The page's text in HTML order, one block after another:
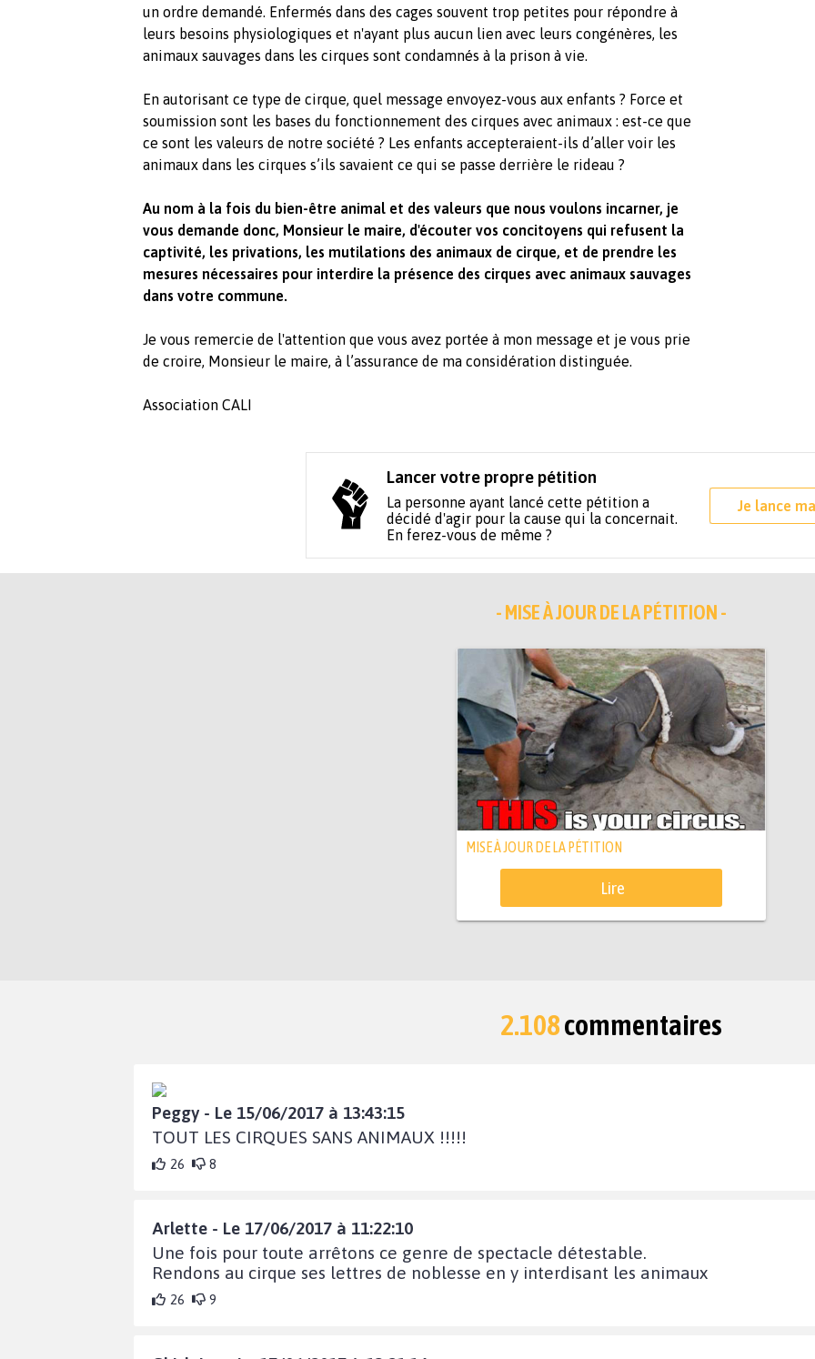
un ordre demandé. Enfermés dans des cages souvent trop petites pour répondre à
leurs besoins physiologiques et n'ayant plus aucun lien avec leurs congénères, les
animaux sauvages dans les cirques sont condamnés à la prison à vie.
En autorisant ce type de cirque, quel message envoyez-vous aux enfants ? Force et
soumission sont les bases du fonctionnement des cirques avec animaux : est-ce que
ce sont les valeurs de notre société ? Les enfants accepteraient-ils d’aller voir les
animaux dans les cirques s’ils savaient ce qui se passe derrière le rideau ?
Au nom à la fois du bien-être animal et des valeurs que nous voulons incarner, je
vous demande donc, Monsieur le maire, d'écouter vos concitoyens qui refusent la
captivité, les privations, les mutilations des animaux de cirque, et de prendre les
mesures nécessaires pour interdire la présence des cirques avec animaux sauvages
dans votre commune.
Je vous remercie de l'attention que vous avez portée à mon message et je vous prie
de croire, Monsieur le maire, à l’assurance de ma considération distinguée.
Association CALI
Lancer votre propre pétition
La personne ayant lancé cette pétition a
décidé d'agir pour la cause qui la concernait.
En ferez-vous de même ?
Je lance
- MISE À JOUR DE LA PÉTITION -
MISE À JOUR DE LA PÉTITION
Lire
2.108commentaires
Peggy - Le 15/06/2017 à 13:43:15
TOUT LES CIRQUES SANS ANIMAUX !!!!!
26 8
Arlette - Le 17/06/2017 à 11:22:10
Une fois pour toute arrêtons ce genre de spectacle détestable.
Rendons au cirque ses lettres de noblesse en y interdisant les animaux
26 9